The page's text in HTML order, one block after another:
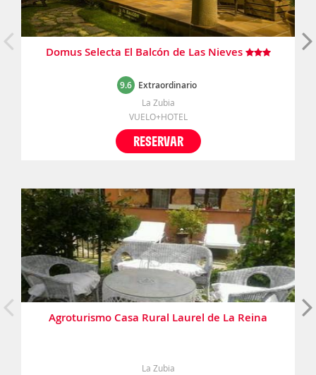
Domus Selecta El Balcón de Las Nieves
9.6 Extraordinario
La Zubia
VUELO+HOTEL
RESERVAR
Agroturismo Casa Rural Laurel de La Reina
La Zubia